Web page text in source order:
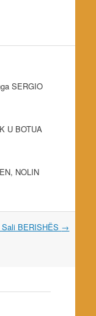
SERGIO
U BOTUA
NOLIN
BERISHËS →